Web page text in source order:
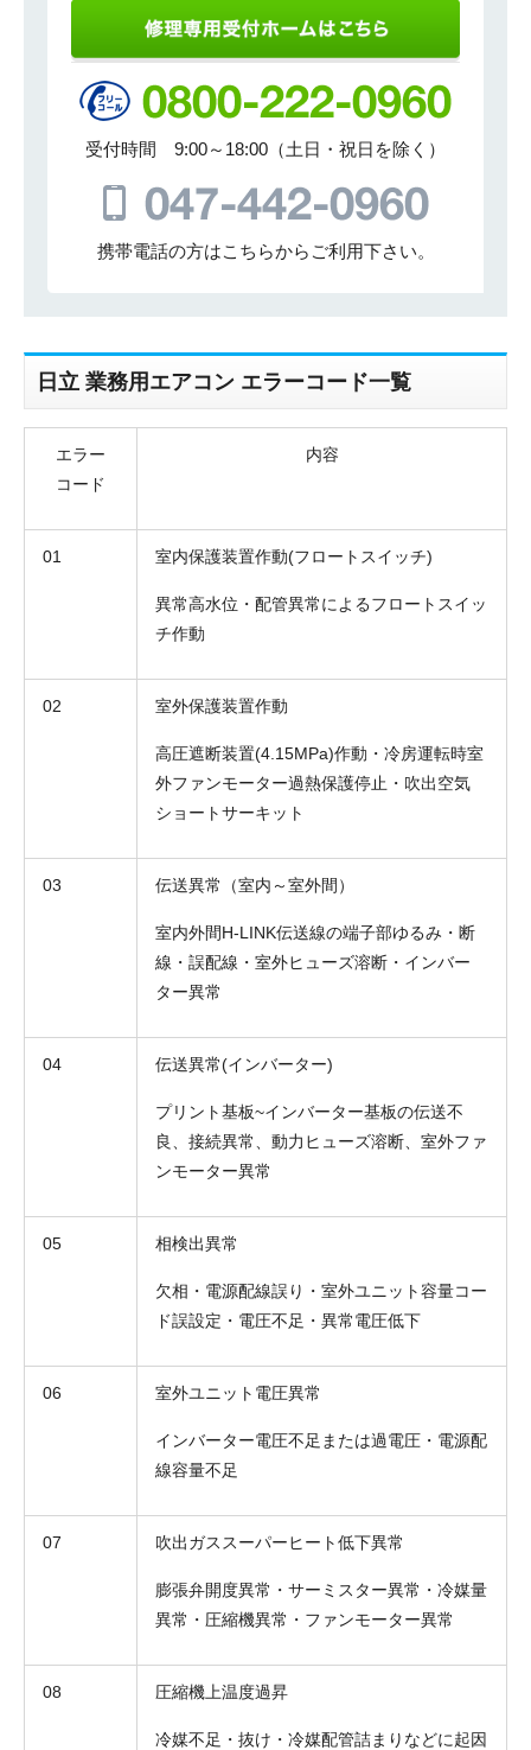
受付時間 9:00～18:00（土日・祝日を除く）
携帯電話の方はこちらからご利用下さい。
日立 業務用エアコン エラーコード一覧
エラー
コード
内容
01 室内保護装置作動(フロートスイッチ)
異常高水位・配管異常によるフロートスイッ
チ作動
02 室外保護装置作動
高圧遮断装置(4.15MPa)作動・冷房運転時室
外ファンモーター過熱保護停止・吹出空気
ショートサーキット
03 伝送異常（室内～室外間）
室内外間H-LINK伝送線の端子部ゆるみ・断
線・誤配線・室外ヒューズ溶断・インバー
ター異常
04 伝送異常(インバーター)
プリント基板~インバーター基板の伝送不
良、接続異常、動力ヒューズ溶断、室外ファ
ンモーター異常
05 相検出異常
欠相・電源配線誤り・室外ユニット容量コー
ド誤設定・電圧不足・異常電圧低下
06 室外ユニット電圧異常
インバーター電圧不足または過電圧・電源配
線容量不足
07 吹出ガススーパーヒート低下異常
膨張弁開度異常・サーミスター異常・冷媒量
異常・圧縮機異常・ファンモーター異常
08 圧縮機上温度過昇
冷媒不足・抜け・冷媒配管詰まりなどに起因